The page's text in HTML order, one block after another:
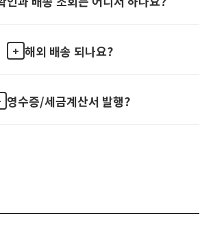
해외 배송 되나요?
영수증/세금계산서 발행?